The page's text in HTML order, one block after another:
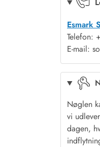
Esmark
Telefon:
E-mail:
Nøglen
vi
dagen,